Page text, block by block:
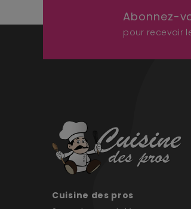
Abonnez-
pour recevoir
Cuisine des pros